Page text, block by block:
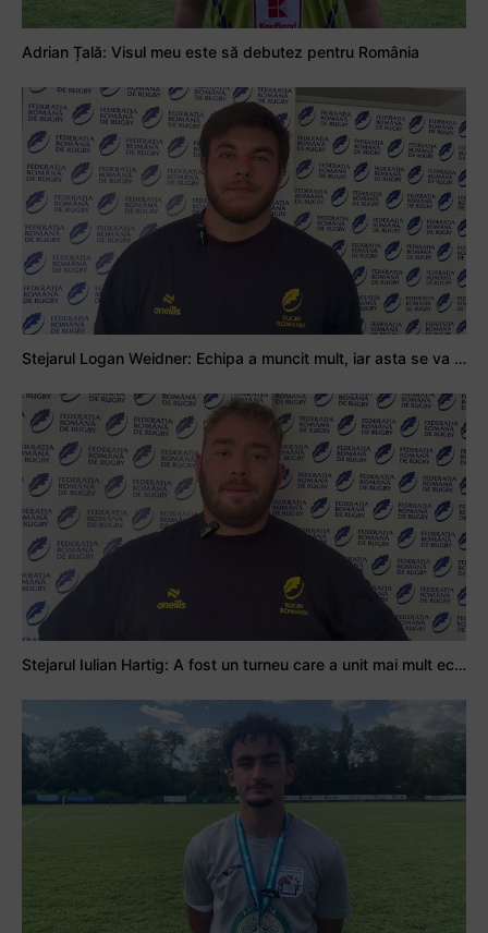
Adrian Țală: Visul meu este să debutez pentru România
Stejarul Logan Weidner: Echipa a muncit mult, iar asta se va vedea în meciurile de la Nations Cup
Stejarul Iulian Hartig: A fost un turneu care a unit mai mult echipa